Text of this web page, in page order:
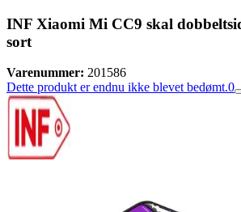
INF Xiaomi Mi CC9 skal
sort
Varenummer: 201586
Dette produkt er endnu ikke blevet bedømt.0